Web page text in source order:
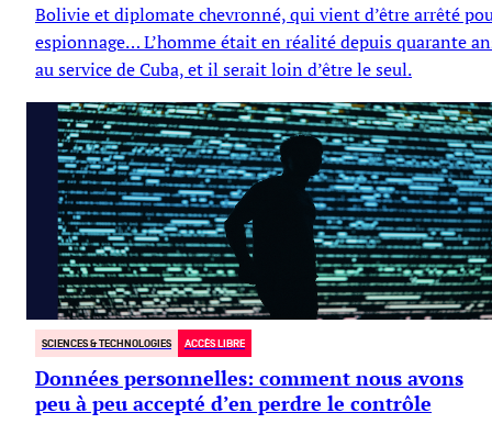
Bolivie et diplomate chevronné, qui vient d’être arrêté
espionnage… L’homme était en réalité depuis quarante
au service de Cuba, et il serait loin d’être le seul.
Marie Céhère
SCIENCES & TECHNOLOGIES ACCÈS LIBRE
Données personnelles: comment nous avons
peu à peu accepté d’en perdre le contrôle